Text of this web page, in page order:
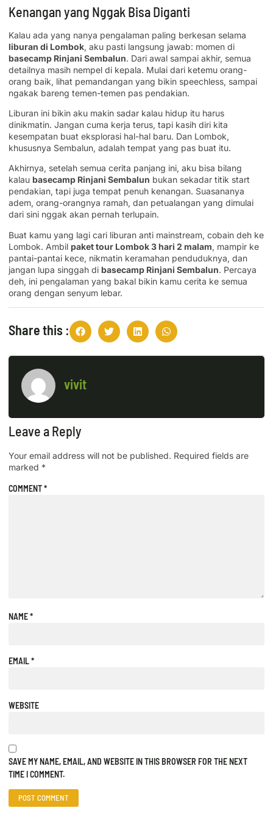
Kenangan yang Nggak Bisa Diganti
Kalau ada yang nanya pengalaman paling berkesan selama
liburan di Lombok, aku pasti langsung jawab: momen di
basecamp Rinjani Sembalun. Dari awal sampai akhir, semua
detailnya masih nempel di kepala. Mulai dari ketemu orang-
orang baik, lihat pemandangan yang bikin speechless, sampai
ngakak bareng temen-temen pas pendakian.
Liburan ini bikin aku makin sadar kalau hidup itu harus
dinikmatin. Jangan cuma kerja terus, tapi kasih diri kita
kesempatan buat eksplorasi hal-hal baru. Dan Lombok,
khususnya Sembalun, adalah tempat yang pas buat itu.
Akhirnya, setelah semua cerita panjang ini, aku bisa bilang
kalau basecamp Rinjani Sembalun bukan sekadar titik start
pendakian, tapi juga tempat penuh kenangan. Suasananya
adem, orang-orangnya ramah, dan petualangan yang dimulai
dari sini nggak akan pernah terlupain.
Buat kamu yang lagi cari liburan anti mainstream, cobain deh ke
Lombok. Ambil paket tour Lombok 3 hari 2 malam, mampir ke
pantai-pantai kece, nikmatin keramahan penduduknya, dan
jangan lupa singgah di basecamp Rinjani Sembalun. Percaya
deh, ini pengalaman yang bakal bikin kamu cerita ke semua
orang dengan senyum lebar.
Share this :
vivit
Leave a Reply
Your email address will not be published. Required fields are
marked *
COMMENT*
NAME*
EMAIL*
WEBSITE
SAVE MY NAME, EMAIL, AND WEBSITE IN THIS BROWSER FOR THE NEXT
TIME I COMMENT.